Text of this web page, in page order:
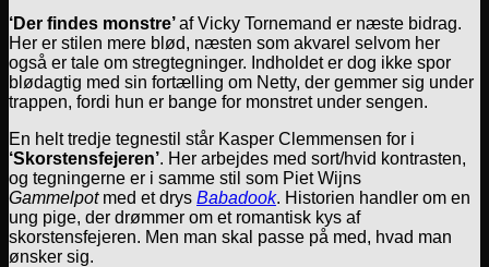
‘Der findes monstre’af Vicky Tornemand er næste bidrag.
Her er stilen mere blød, næsten som akvarel selvom her
også er tale om stregtegninger. Indholdet er dog ikke spor
blødagtig med sin fortælling om Netty, der gemmer sig under
trappen, fordi hun er bange for monstret under sengen.
En helt tredje tegnestil står Kasper Clemmensen for i
‘Skorstensfejeren’. Her arbejdes med sort/hvid kontrasten,
og tegningerne er i samme stil som Piet Wijns
Gammelpotmed et drys Babadook. Historien handler om en
ung pige, der drømmer om et romantisk kys af
skorstensfejeren. Men man skal passe på med, hvad man
ønsker sig.